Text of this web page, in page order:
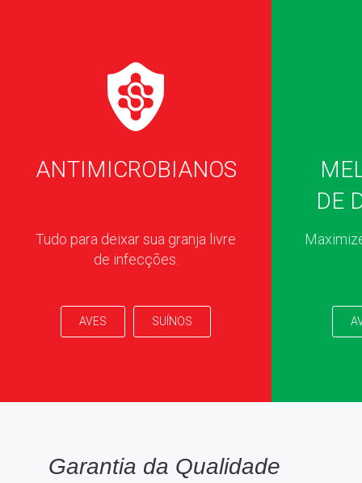
ANTIMICROBIANOS
Tudo para deixar sua granja livre
de infecções.
AVES SUÍNOS
DE
Garantia da Qualidade